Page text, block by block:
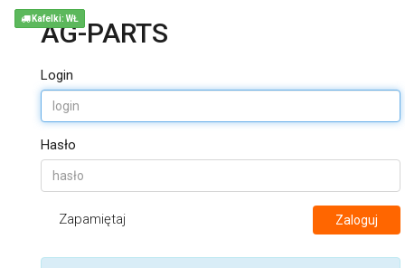
AG-PARTS
Login
Hasło
Zapamiętaj Zaloguj
Kafelki: WŁ